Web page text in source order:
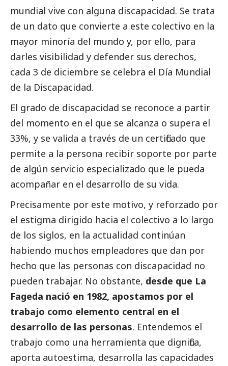
mundial vive con alguna discapacidad. Se trata
de un dato que convierte a este colectivo en la
mayor minoría del mundo y, por ello, para
darles visibilidad y defender sus derechos,
cada 3 de diciembre se celebra el Día Mundial
de la Discapacidad.
El grado de discapacidad se reconoce a partir
del momento en el que se alcanza o supera el
33%, y se valida a través de un certificado que
permite a la persona recibir soporte por parte
de algún servicio especializado que le pueda
acompañar en el desarrollo de su vida.
Precisamente por este motivo, y reforzado por
el estigma dirigido hacia el colectivo a lo largo
de los siglos, en la actualidad continúan
habiendo muchos empleadores que dan por
hecho que las personas con discapacidad no
pueden trabajar. No obstante, desde que La
Fageda nació en 1982, apostamos por el
trabajo como elemento central en el
desarrollo de las personas. Entendemos el
trabajo como una herramienta que dignifica,
aporta autoestima, desarrolla las capacidades